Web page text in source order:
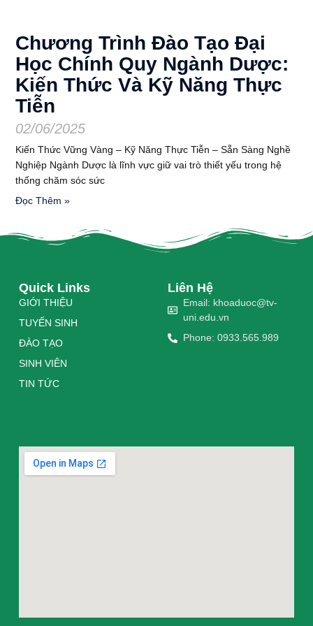
Chương Trình Đào Tạo Đại
Học Chính Quy Ngành Dược:
Kiến Thức Và Kỹ Năng Thực
Tiễn
02/06/2025
Kiến Thức Vững Vàng – Kỹ Năng Thực Tiễn – Sẵn Sàng Nghề
Nghiệp Ngành Dược là lĩnh vực giữ vai trò thiết yếu trong hệ
thống chăm sóc sức
Đọc Thêm »
Quick Links
GIỚI THIỆU
TUYỂN SINH
ĐÀO TẠO
SINH VIÊN
TIN TỨC
Liên Hệ
Email: khoaduoc@tv-
uni.edu.vn
Phone: 0933.565.989